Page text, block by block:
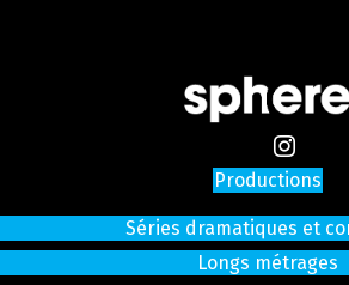
Productions
Séries dramatiques et
Longs métrages